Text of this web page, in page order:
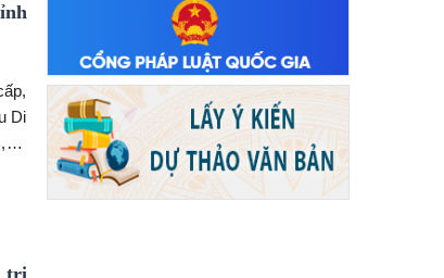
Di
Bí
xã,